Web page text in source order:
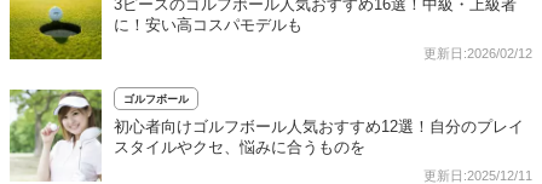
3ピースのゴルフボール人気おすすめ16選！中級・上級者
に！安い高コスパモデルも
更新日:2026/02/12
ゴルフボール
初心者向けゴルフボール人気おすすめ12選！自分のプレイ
スタイルやクセ、悩みに合うものを
更新日:2025/12/11